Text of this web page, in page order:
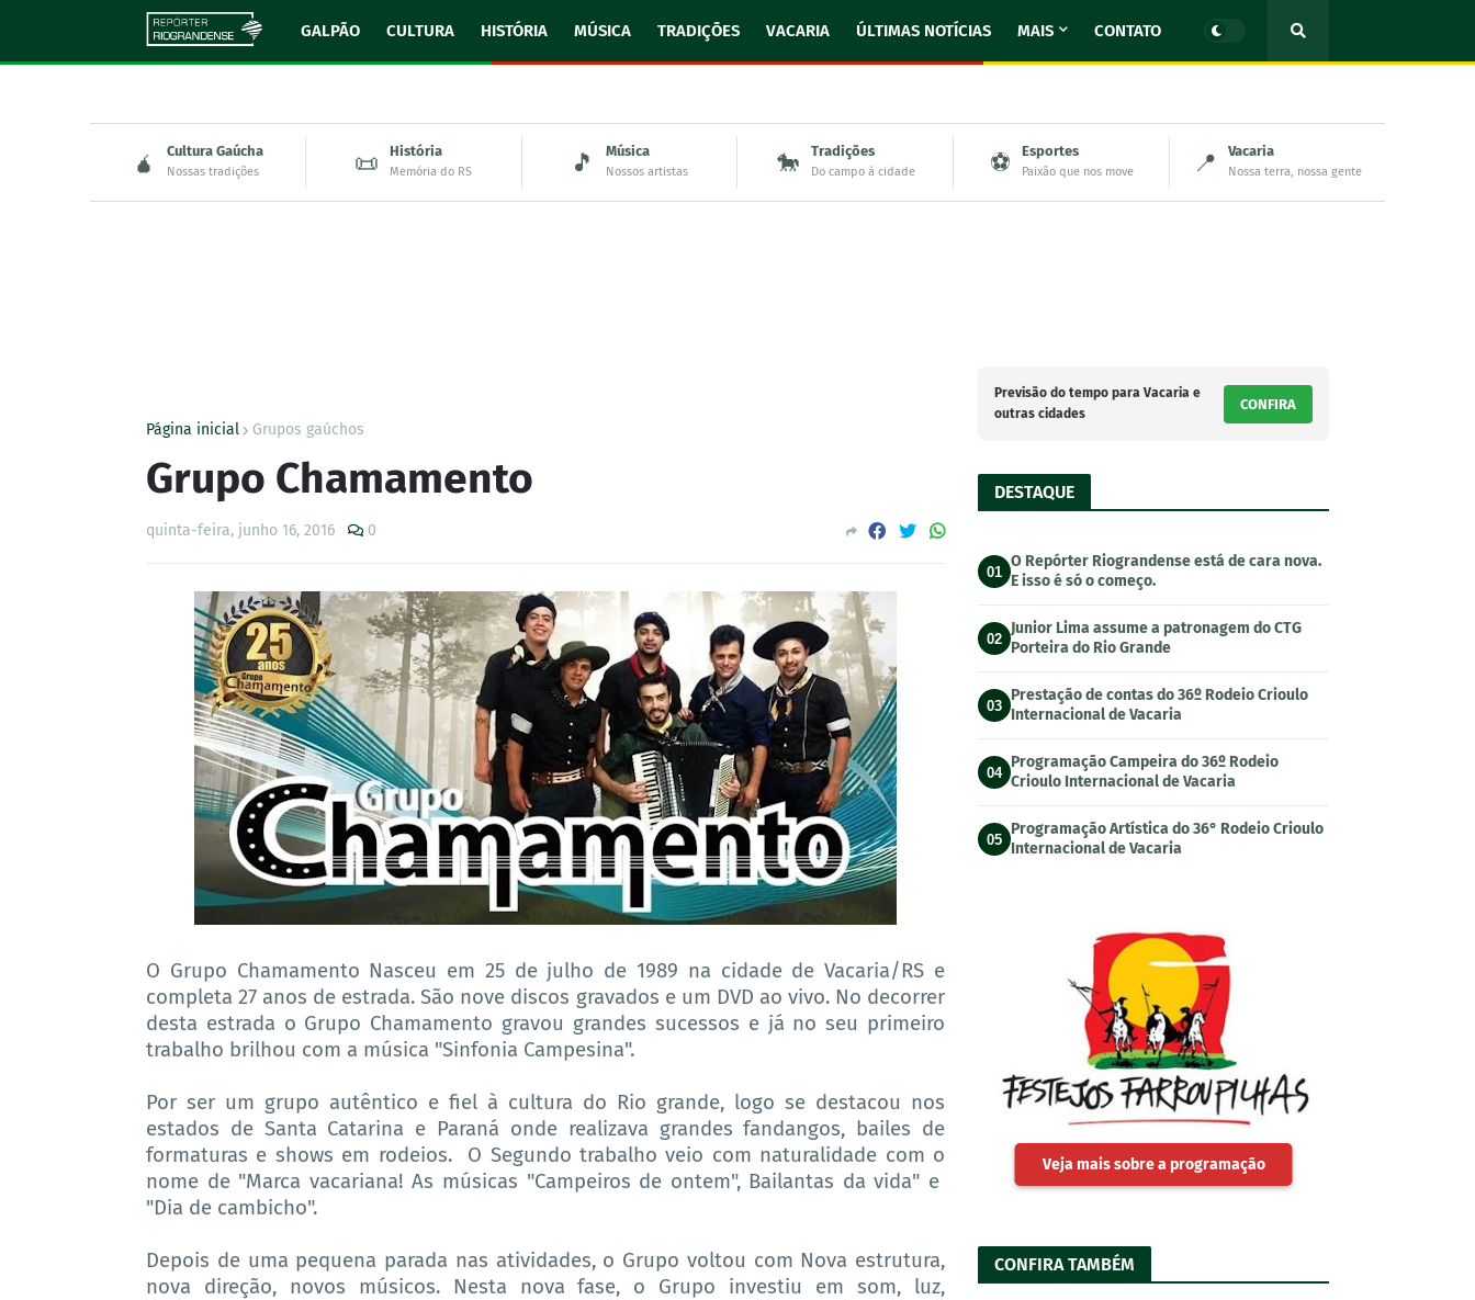
GALPÃO CULTURA HISTÓRIA MÚSICA TRADIÇÕES VACARIA ÚLTIMAS NOTÍCIAS MAIS CONTATO
🧉 Cultura Gaúcha
Nossas tradições 📜 História
Memória do RS 🎵 Música
Nossos artistas 🐎 Tradições
Do campo à cidade ⚽ Esportes
Paixão que nos move 📍 Vacaria
Nossa terra, nossa gente
Página inicial Grupos gaúchos
Grupo Chamamento
quinta-feira, junho 16, 2016 0
O Grupo Chamamento Nasceu em 25 de julho de 1989 na cidade de Vacaria/RS e
completa 27 anos de estrada. São nove discos gravados e um DVD ao vivo. No decorrer
desta estrada o Grupo Chamamento gravou grandes sucessos e já no seu primeiro
trabalho brilhou com a música "Sinfonia Campesina".
Por ser um grupo autêntico e fiel à cultura do Rio grande, logo se destacou nos
estados de Santa Catarina e Paraná onde realizava grandes fandangos, bailes de
formaturas e shows em rodeios. O Segundo trabalho veio com naturalidade com o
nome de "Marca vacariana! As músicas "Campeiros de ontem", Bailantas da vida" e
"Dia de cambicho".
Depois de uma pequena parada nas atividades, o Grupo voltou com Nova estrutura,
nova direção, novos músicos. Nesta nova fase, o Grupo investiu em som, luz,
Previsão do tempo para Vacaria e
outras cidades
CONFIRA
DESTAQUE
01
O Repórter Riograndense está de cara nova.
E isso é só o começo.
02
Junior Lima assume a patronagem do CTG
Porteira do Rio Grande
03
Prestação de contas do 36º Rodeio Crioulo
Internacional de Vacaria
04
Programação Campeira do 36º Rodeio
Crioulo Internacional de Vacaria
05
Programação Artística do 36° Rodeio Crioulo
Internacional de Vacaria
Veja mais sobre a programação
CONFIRA TAMBÉM